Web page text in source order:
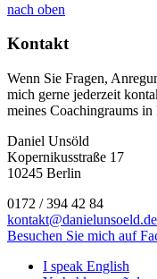
nach oben
Kontakt
Wenn Sie Fragen,
mich gerne jederzeit
meines Coachingraums
Daniel Unsöld
Kopernikusstraße 17
10245 Berlin
0172 / 394 42 84
kontakt@danielunsoeld.de
Besuchen Sie mich auf
I speak English